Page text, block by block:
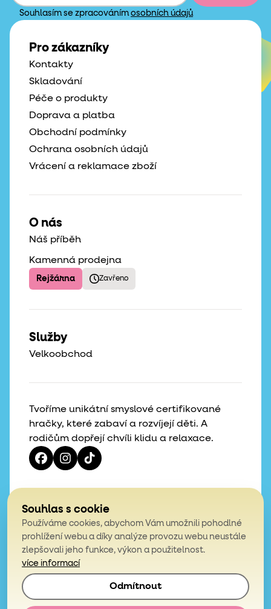
Souhlasím se zpracováním osobních údajů
Tvoříme unikátní smyslové certifikované
hračky, které zabaví a rozvíjejí děti. A
rodičům dopřejí chvíli klidu a relaxace.
Pro zákazníky
Kontakty
Skladování
Péče o produkty
Doprava a platba
Obchodní podmínky
Ochrana osobních údajů
Vrácení a reklamace zboží
O nás
Náš příběh
Kamenná prodejna
Rejžárna Zavřeno
Služby
Velkoobchod
4,9
z celkem 200 hodnocení
© 2026, Mámy v rejži. Všechna práva vyhrazena.
Obchodní podmínky
Souhlas s cookie
Používáme cookies, abychom Vám umožnili pohodlné
prohlížení webu a díky analýze provozu webu neustále
zlepšovali jeho funkce, výkon a použitelnost.
více informací
Odmítnout